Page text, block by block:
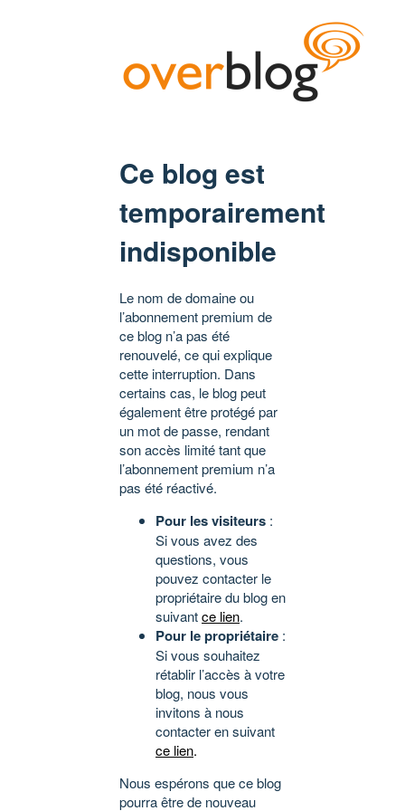
Ce blog est
temporairement
indisponible
Le nom de domaine ou
l’abonnement premium de
ce blog n’a pas été
renouvelé, ce qui explique
cette interruption. Dans
certains cas, le blog peut
également être protégé par
un mot de passe, rendant
son accès limité tant que
l’abonnement premium n’a
pas été réactivé.
Pour les visiteurs :
Si vous avez des
questions, vous
pouvez contacter le
propriétaire du blog en
suivantce lien.
Pour le propriétaire :
Si vous souhaitez
rétablir l’accès à votre
blog, nous vous
invitons à nous
contacter en suivant
ce lien.
Nous espérons que ce blog
pourra être de nouveau